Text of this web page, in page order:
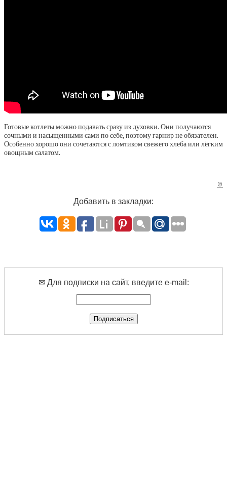
Готовые котлеты можно подавать сразу из духовки. Они получаются
сочными и насыщенными сами по себе, поэтому гарнир не обязателен.
Особенно хорошо они сочетаются с ломтиком свежего хлеба или лёгким
овощным салатом.
©
Добавить в закладки:
✉ Для подписки на сайт, введите e-mail: